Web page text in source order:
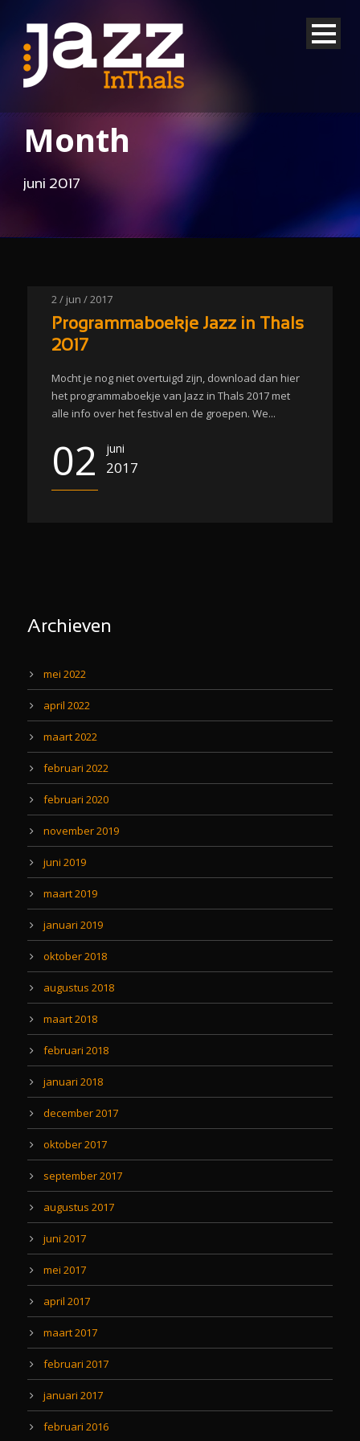
Month
juni 2017
2 / jun / 2017
Programmaboekje Jazz in Thals
2017
Mocht je nog niet overtuigd zijn, download dan hier
het programmaboekje van Jazz in Thals 2017 met
alle info over het festival en de groepen. We...
02 juni
2017
Archieven
mei 2022
april 2022
maart 2022
februari 2022
februari 2020
november 2019
juni 2019
maart 2019
januari 2019
oktober 2018
augustus 2018
maart 2018
februari 2018
januari 2018
december 2017
oktober 2017
september 2017
augustus 2017
juni 2017
mei 2017
april 2017
maart 2017
februari 2017
januari 2017
februari 2016